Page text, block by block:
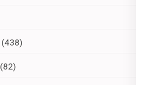
(438)
(82)